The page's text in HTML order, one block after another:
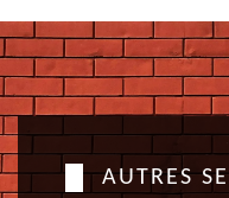
AUTRES